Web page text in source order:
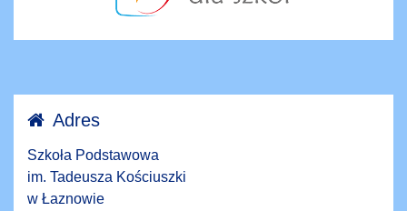
Adres
Szkoła Podstawowa
im. Tadeusza Kościuszki
w Łaznowie